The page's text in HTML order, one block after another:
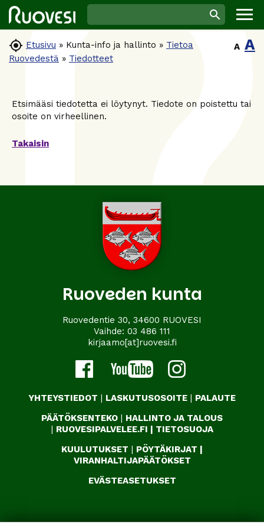
 Etusivu » Kunta-info ja hallinto » Tietoa
Ruovedestä » Tiedotteet
A A
Etsimääsi tiedotetta ei löytynyt. Tiedote on poistettu tai
osoite on virheellinen.
Takaisin
Ruoveden kunta
Ruovedentie 30, 34600 RUOVESI
Vaihde: 03 486 111
kirjaamo[at]ruovesi.fi
YHTEYSTIEDOT | LASKUTUSOSOITE | PALAUTE
PÄÄTÖKSENTEKO | HALLINTO JA TALOUS
| RUOVESIPALVELEE.FI | TIETOSUOJA
KUULUTUKSET | PÖYTÄKIRJAT |
VIRANHALTIJAPÄÄTÖKSET
EVÄSTEASETUKSET